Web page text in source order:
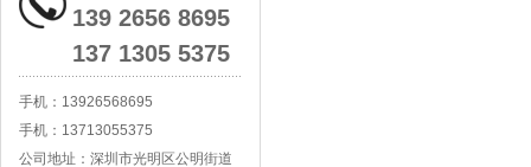
139 2656 8695
137 1305 5375
手机： 13926568695
手机： 13713055375
公司地址： 深圳市光明区公明街道